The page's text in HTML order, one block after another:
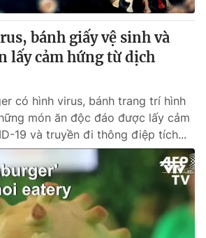
bánh giấy vệ sinh và
lấy cảm hứng từ dịch
có hình virus, bánh trang trí hình
món ăn độc đáo được lấy cảm
19 và truyền đi thông điệp tích...